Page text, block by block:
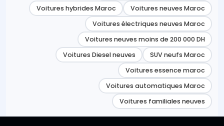
Voitures neuves Maroc
Voitures hybrides Maroc
Voitures électriques neuves Maroc
Voitures neuves moins de 200 000 DH
SUV neufs Maroc
Voitures Diesel neuves
Voitures essence maroc
Voitures automatiques Maroc
Voitures familiales neuves